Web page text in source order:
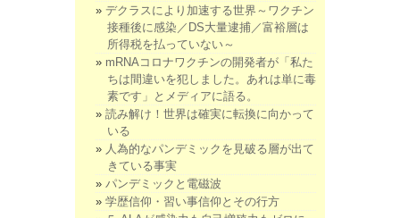
デクラスにより加速する世界～ワクチン
接種後に感染／DS大量逮捕／富裕層は
所得税を払っていない～
mRNAコロナワクチンの開発者が「私た
ちは間違いを犯しました。あれは単に毒
素です」とメディアに語る。
読み解け！世界は確実に転換に向かって
いる
人為的なパンデミックを見破る層が出て
きている事実
パンデミックと電磁波
学歴信仰・習い事信仰とその行方